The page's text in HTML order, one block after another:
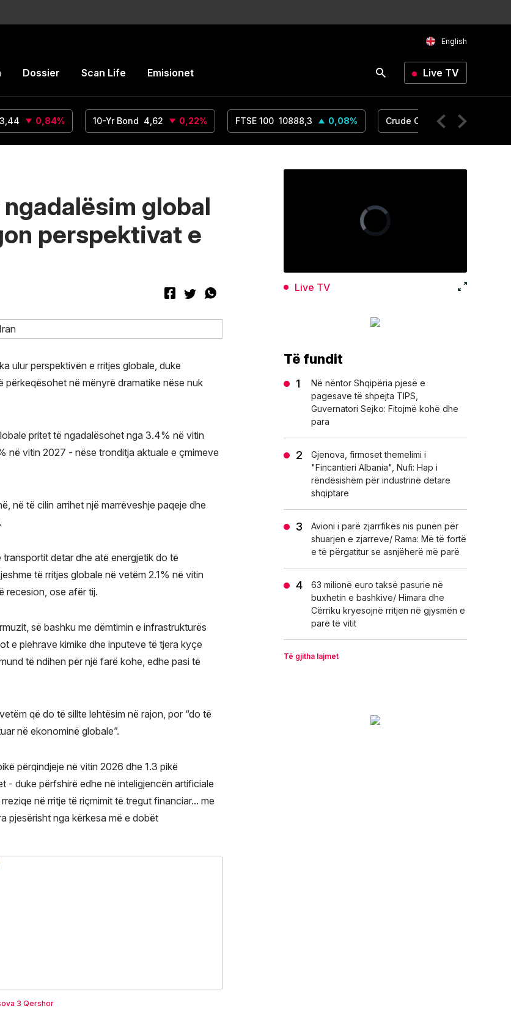
English
Dossier Scan Life Emisionet Live TV
0,84% 10-Yr Bond 4,62 0,22% FTSE 100 10888,3 0,08% Crude Oil 74,76
global
perspektivat e
ulur perspektivën e rritjes globale, duke
në mënyrë dramatike nëse nuk
pritet të ngadalësohet nga 3.4% në vitin
në vitin 2027 - nëse tronditja aktuale e çmimeve
në të cilin arrihet një marrëveshje paqeje dhe
detar dhe atë energjetik do të
të rritjes globale në vetëm 2.1% në vitin
recesion, ose afër tij.
së bashku me dëmtimin e infrastrukturës
e plehrave kimike dhe inputeve të tjera kyçe
të ndihen për një farë kohe, edhe pasi të
që do të sillte lehtësim në rajon, por “do të
në ekonominë globale”.
përqindjeje në vitin 2026 dhe 1.3 pikë
- duke përfshirë edhe në inteligjencën artificiale
në rritje të riçmimit të tregut financiar... me
pjesërisht nga kërkesa më e dobët
3 Qershor
Live TV
Të fundit
Në nëntor Shqipëria pjesë e
pagesave të shpejta TIPS,
Guvernatori Sejko: Fitojmë kohë dhe
para
Gjenova, firmoset themelimi i
"Fincantieri Albania", Nufi: Hap i
rëndësishëm për industrinë detare
shqiptare
Avioni i parë zjarrfikës nis punën për
shuarjen e zjarreve/ Rama: Më të fortë
e të përgatitur se asnjëherë më parë
63 milionë euro taksë pasurie në
buxhetin e bashkive/ Himara dhe
Cërriku kryesojnë rritjen në gjysmën e
parë të vitit
Të gjitha lajmet